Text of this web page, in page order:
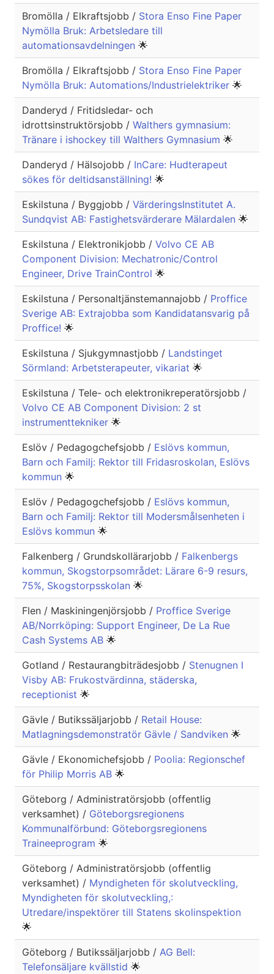
Bromölla / Elkraftsjobb / Stora Enso Fine Paper
Nymölla Bruk: Arbetsledare till
automationsavdelningen 🌟
Bromölla / Elkraftsjobb / Stora Enso Fine Paper
Nymölla Bruk: Automations/Industrielektriker 🌟
Danderyd / Fritidsledar- och
idrottsinstruktörsjobb / Walthers gymnasium:
Tränare i ishockey till Walthers Gymnasium 🌟
Danderyd / Hälsojobb / InCare: Hudterapeut
sökes för deltidsanställning! 🌟
Eskilstuna / Byggjobb / VärderingsInstitutet A.
Sundqvist AB: Fastighetsvärderare Mälardalen 🌟
Eskilstuna / Elektronikjobb / Volvo CE AB
Component Division: Mechatronic/Control
Engineer, Drive TrainControl 🌟
Eskilstuna / Personaltjänstemannajobb / Proffice
Sverige AB: Extrajobba som Kandidatansvarig på
Proffice! 🌟
Eskilstuna / Sjukgymnastjobb / Landstinget
Sörmland: Arbetsterapeuter, vikariat 🌟
Eskilstuna / Tele- och elektronikreperatörsjobb /
Volvo CE AB Component Division: 2 st
instrumenttekniker 🌟
Eslöv / Pedagogchefsjobb / Eslövs kommun,
Barn och Familj: Rektor till Fridasroskolan, Eslövs
kommun 🌟
Eslöv / Pedagogchefsjobb / Eslövs kommun,
Barn och Familj: Rektor till Modersmålsenheten i
Eslövs kommun 🌟
Falkenberg / Grundskollärarjobb / Falkenbergs
kommun, Skogstorpsområdet: Lärare 6-9 resurs,
75%, Skogstorpsskolan 🌟
Flen / Maskiningenjörsjobb / Proffice Sverige
AB/Norrköping: Support Engineer, De La Rue
Cash Systems AB 🌟
Gotland / Restaurangbiträdesjobb / Stenugnen I
Visby AB: Frukostvärdinna, städerska,
receptionist 🌟
Gävle / Butikssäljarjobb / Retail House:
Matlagningsdemonstratör Gävle / Sandviken 🌟
Gävle / Ekonomichefsjobb / Poolia: Regionschef
för Philip Morris AB 🌟
Göteborg / Administratörsjobb (offentlig
verksamhet) / Göteborgsregionens
Kommunalförbund: Göteborgsregionens
Traineeprogram 🌟
Göteborg / Administratörsjobb (offentlig
verksamhet) / Myndigheten för skolutveckling,
Myndigheten för skolutveckling,:
Utredare/inspektörer till Statens skolinspektion
🌟
Göteborg / Butikssäljarjobb / AG Bell:
Telefonsäljare kvällstid 🌟